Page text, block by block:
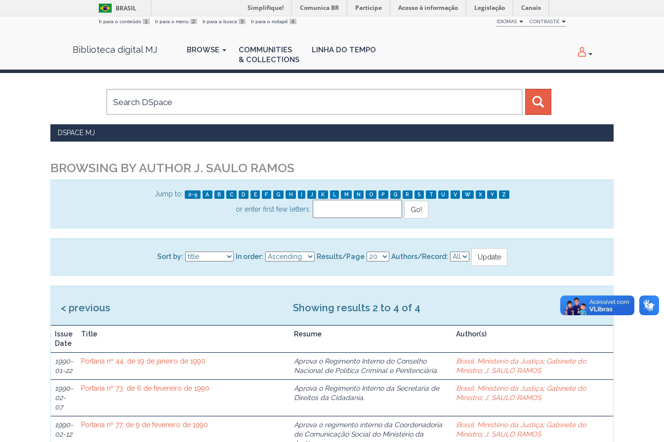
BRASIL Simplifique! Comunica BR Participe Acesso à informação Legislação Canais
Ir para o conteúdo 1 Ir para o menu 2 Ir para a busca 3 Ir para o rodapé 4 IDIOMAS CONTRASTE
Biblioteca digital MJ BROWSE
COMMUNITIES
& COLLECTIONS
LINHA DO TEMPO
DSPACE MJ
BROWSING BY AUTHOR J. SAULO RAMOS
Jump to: 0-9 A B C D E F G H I J K L M N O P Q R S T U V W X Y Z
or enter first few letters:
Sort by: In order: Results/Page Authors/Record:
Showing results 2 to 4 of 4
< previous
Issue
Date
Title Resume Author(s)
1990-
01-22
Portaria nº 44, de 19 de janeiro de 1990
Aprova o Regimento Interno do Conselho
Nacional de Política Criminal e Penitenciária.
Brasil. Ministério da Justiça; Gabinete do
Ministro; J. SAULO RAMOS
1990-
02-
07
Portaria nº 73, de 6 de fevereiro de 1990
Aprova o Regimento Interno da Secretaria de
Direitos da Cidadania.
Brasil. Ministério da Justiça; Gabinete do
Ministro; J. SAULO RAMOS
1990-
02-12
Portaria nº 77, de 9 de fevereiro de 1990
Aprova o regimento interno da Coordenadoria
de Comunicação Social do Ministério da
Brasil. Ministério da Justiça; Gabinete do
Ministro; J. SAULO RAMOS